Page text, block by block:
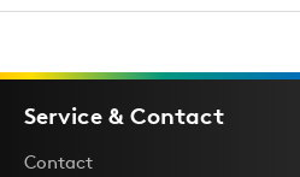
Service & Contact
Contact